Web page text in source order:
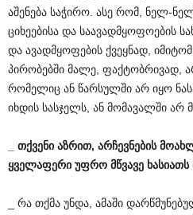
აშენება საჭირო. ასე რომ, ნელ-
ციხეებისა და საავადმყოფოების
და ავადმყოფების ქვეყნად,
პირობებში მალე, ფაქტობრივად,
რომელიც ან წარსულში არ იყო
იხდის სასჯელს, ან მომავალში არ
თქვენი აზრით, არჩევნების
ყველაფერი უფრო მწვავე ხასიათს
_ რა თქმა უნდა, ამაში